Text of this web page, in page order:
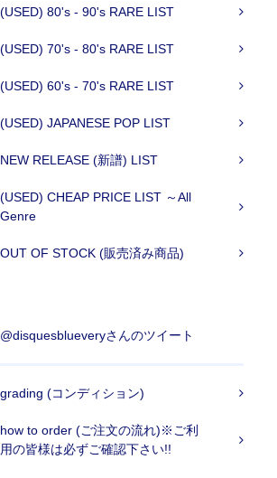
(USED) 80's - 90's RARE LIST
(USED) 70's - 80's RARE LIST
(USED) 60's - 70's RARE LIST
(USED) JAPANESE POP LIST
NEW RELEASE (新譜) LIST
(USED) CHEAP PRICE LIST ～All
Genre
OUT OF STOCK (販売済み商品)
@disquesblueveryさんのツイート
grading (コンディション)
how to order (ご注文の流れ)※ご利
用の皆様は必ずご確認下さい!!